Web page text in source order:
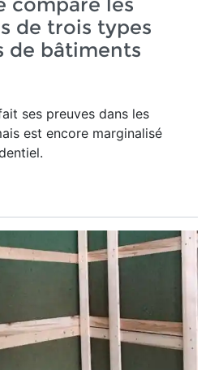
de trois types
de bâtiments
ses preuves dans les
est encore marginalisé